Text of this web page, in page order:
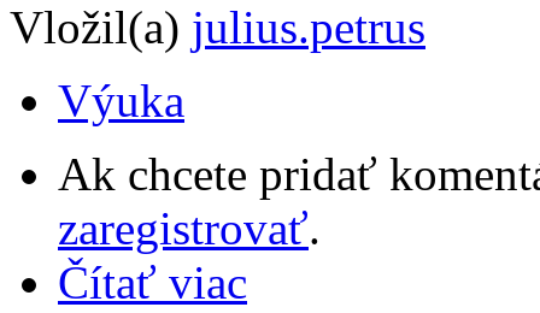
Vložil(a) julius.petrus
Výuka
Ak chcete pridať
zaregistrovať.
Čítať viac